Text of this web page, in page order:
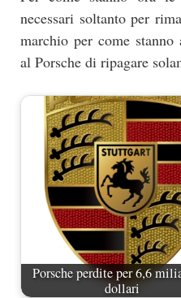
necessari soltanto per
marchio per come stanno
al Porsche di ripagare
Porsche perdite per 6,6
dollari